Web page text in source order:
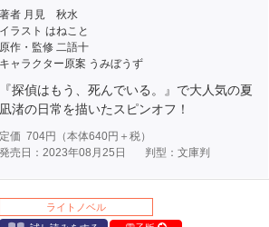
著者 月見 秋水
イラスト はねこと
原作・監修 二語十
キャラクター原案 うみぼうず
『探偵はもう、死んでいる。』で大人気の夏
凪渚の日常を描いたスピンオフ！
定価 704円（本体640円＋税）
発売日：2023年08月25日
判型：文庫判
ライトノベル